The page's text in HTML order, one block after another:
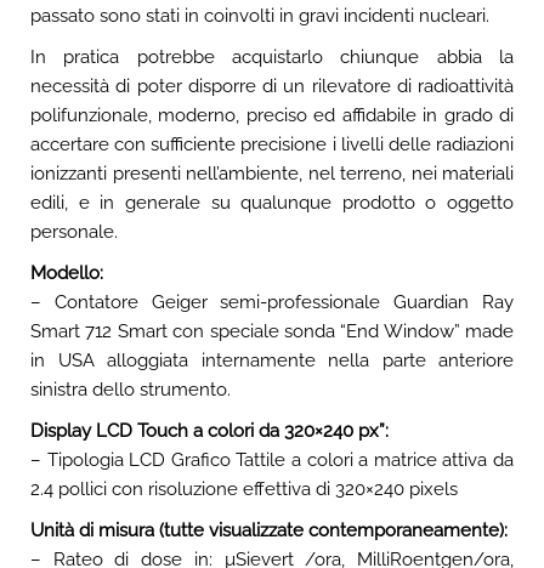
passato sono stati in coinvolti in gravi incidenti nucleari.
In pratica potrebbe acquistarlo chiunque abbia la
necessità di poter disporre di un rilevatore di radioattività
polifunzionale, moderno, preciso ed affidabile in grado di
accertare con sufficiente precisione i livelli delle radiazioni
ionizzanti presenti nell’ambiente, nel terreno, nei materiali
edili, e in generale su qualunque prodotto o oggetto
personale.
Modello:
– Contatore Geiger semi-professionale Guardian Ray
Smart 712 Smart con speciale sonda “End Window” made
in USA alloggiata internamente nella parte anteriore
sinistra dello strumento.
Display LCD Touch a colori da 320×240 px”:
– Tipologia LCD Grafico Tattile a colori a matrice attiva da
2.4 pollici con risoluzione effettiva di 320×240 pixels
Unità di misura (tutte visualizzate contemporaneamente):
– Rateo di dose in: µSievert /ora, MilliRoentgen/ora,